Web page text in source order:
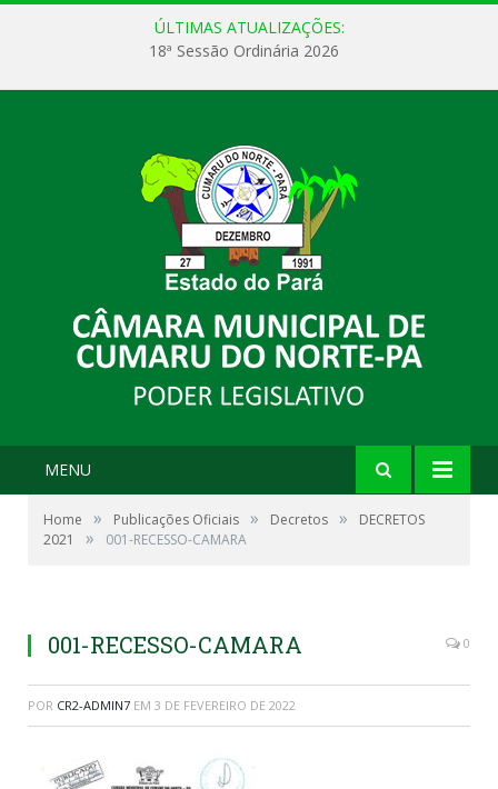
ÚLTIMAS ATUALIZAÇÕES:
18ª Sessão Ordinária 2026
MENU
Home » Publicações Oficiais » Decretos »
DECRETOS
2021
» 001-RECESSO-CAMARA
001-RECESSO-CAMARA 0
POR CR2-ADMIN7 EM 3 DE FEVEREIRO DE 2022